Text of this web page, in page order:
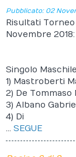
Pubblicato: 02
Risultati Torneo
Novembre 2018:
Singolo
1) Mastroberti
2) De Tommaso
3) Albano
4) Di
... SEGUE